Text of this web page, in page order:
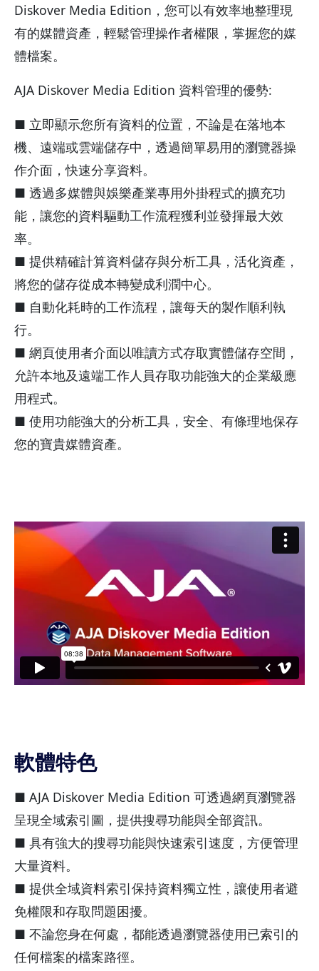
Diskover Media Edition，您可以有效率地整理現
有的媒體資產，輕鬆管理操作者權限，掌握您的媒
體檔案。
AJA Diskover Media Edition 資料管理的優勢:
■ 立即顯示您所有資料的位置，不論是在落地本
機、遠端或雲端儲存中，透過簡單易用的瀏覽器操
作介面，快速分享資料。
■ 透過多媒體與娛樂產業專用外掛程式的擴充功
能，讓您的資料驅動工作流程獲利並發揮最大效
率。
■ 提供精確計算資料儲存與分析工具，活化資產，
將您的儲存從成本轉變成利潤中心。
■ 自動化耗時的工作流程，讓每天的製作順利執
行。
■ 網頁使用者介面以唯讀方式存取實體儲存空間，
允許本地及遠端工作人員存取功能強大的企業級應
用程式。
■ 使用功能強大的分析工具，安全、有條理地保存
您的寶貴媒體資產。
軟體特色
■ AJA Diskover Media Edition 可透過網頁瀏覽器
呈現全域索引圖，提供搜尋功能與全部資訊。
■ 具有強大的搜尋功能與快速索引速度，方便管理
大量資料。
■ 提供全域資料索引保持資料獨立性，讓使用者避
免權限和存取問題困擾。
■ 不論您身在何處，都能透過瀏覽器使用已索引的
任何檔案的檔案路徑。